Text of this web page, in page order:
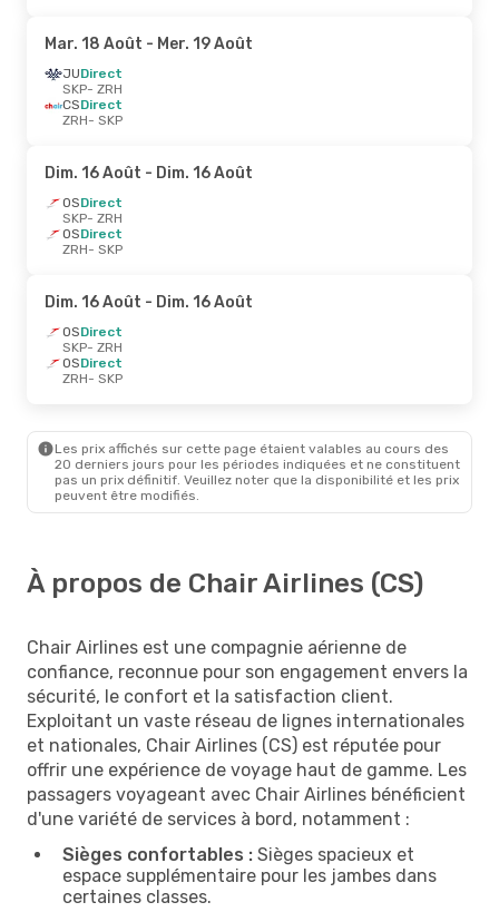
Mar. 18 Août - Mer. 19 Août
JUDirect
SKP- ZRH
CSDirect
ZRH- SKP
Dim. 16 Août - Dim. 16 Août
OSDirect
SKP- ZRH
OSDirect
ZRH- SKP
Dim. 16 Août - Dim. 16 Août
OSDirect
SKP- ZRH
OSDirect
ZRH- SKP
Les prix affichés sur cette page étaient valables au cours des
20 derniers jours pour les périodes indiquées et ne constituent
pas un prix définitif. Veuillez noter que la disponibilité et les prix
peuvent être modifiés.
À propos de Chair Airlines (CS)
Chair Airlines est une compagnie aérienne de
confiance, reconnue pour son engagement envers la
sécurité, le confort et la satisfaction client.
Exploitant un vaste réseau de lignes internationales
et nationales, Chair Airlines (CS) est réputée pour
offrir une expérience de voyage haut de gamme. Les
passagers voyageant avec Chair Airlines bénéficient
d'une variété de services à bord, notamment :
Sièges confortables : Sièges spacieux et
espace supplémentaire pour les jambes dans
certaines classes.